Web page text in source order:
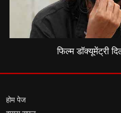
फिल्म डॉक्यूमेंट्री
होम पेज